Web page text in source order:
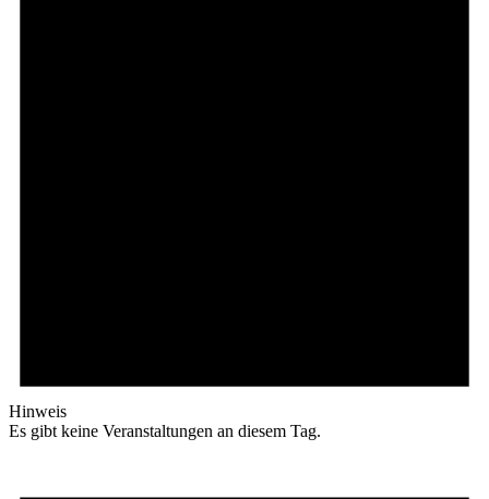
Hinweis
Es gibt keine Veranstaltungen an diesem Tag.